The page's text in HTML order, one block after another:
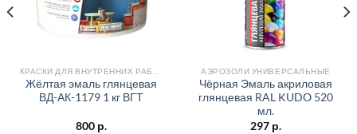
Жёлтая эмаль глянцевая
ВД-АК-1179 1 кг ВГТ
800 р.
АЭРОЗОЛИ УНИВЕРСАЛЬНЫЕ
Чёрная Эмаль акриловая
глянцевая RAL KUDO 520
мл.
297 р.